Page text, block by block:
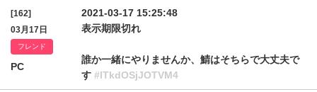
[162]
03月17日
フレンド
PC
2021-03-17 15:25:48
表示期限切れ
誰か一緒にやりませんか、鯖はそちらで大丈夫で
す #lTkdOSjJOTVM4